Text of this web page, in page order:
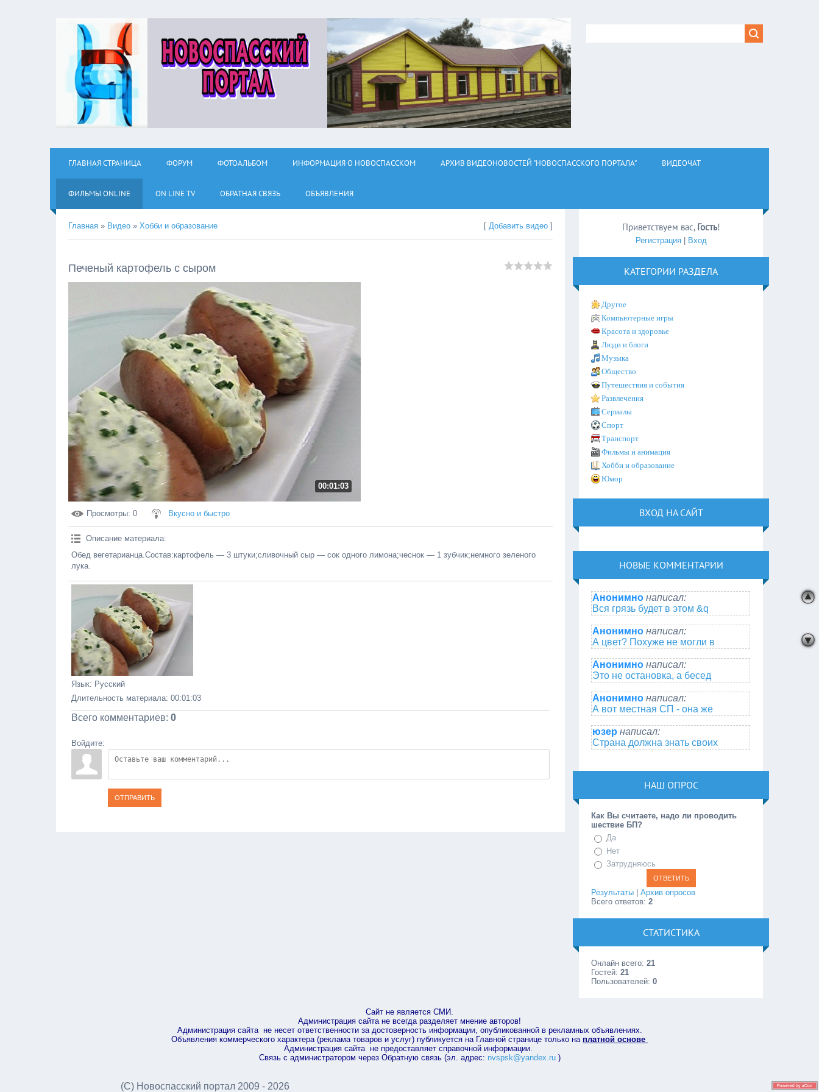
ГЛАВНАЯ СТРАНИЦА ФОРУМ ФОТОАЛЬБОМ ИНФОРМАЦИЯ О НОВОСПАССКОМ АРХИВ ВИДЕОНОВОСТЕЙ "НОВОСПАССКОГО ПОРТАЛА" ВИДЕОЧАТ
ФИЛЬМЫ ОNLINE ON LINE TV ОБРАТНАЯ СВЯЗЬ ОБЪЯВЛЕНИЯ
Главная » Видео » Хобби и образование [Добавить видео ]
Печеный картофель с сыром
00:01:03
Просмотры: 0 Вкусно и быстро
Описание материала:
Обед вегетарианца.Состав:картофель — 3 штуки;сливочный сыр — сок одного лимона;чеснок — 1 зубчик;немного зеленого
лука.
Язык: Русский
Длительность материала: 00:01:03
Всего комментариев: 0
Войдите:
ОТПРАВИТЬ
Приветствуем вас, Гость!
Регистрация| Вход
КАТЕГОРИИ РАЗДЕЛА
Другое
Компьютерные игры
Красота и здоровье
Люди и блоги
Музыка
Общество
Путешествия и события
Развлечения
Сериалы
Спорт
Транспорт
Фильмы и анимация
Хобби и образование
Юмор
ВХОД НА САЙТ
НОВЫЕ КОММЕНТАРИИ
Анонимно написал:
Вся грязь будет в этом &q
Анонимно написал:
А цвет? Похуже не могли в
Анонимно написал:
Это не остановка, а бесед
Анонимно написал:
А вот местная СП - она же
юзер написал:
Страна должна знать своих
НАШ ОПРОС
Как Вы считаете, надо ли проводить
шествие БП?
Да
Нет
Затрудняюсь
Результаты |Архив опросов
Всего ответов:2
СТАТИСТИКА
Онлайн всего:21
Гостей:21
Пользователей:0
Сайт не является СМИ.
Администрация сайта не всегда разделяет мнение авторов!
Администрация сайта не несет ответственности за достоверность информации, опубликованной в рекламных объявлениях.
Объявления коммерческого характера (реклама товаров и услуг) публикуется на Главной странице только на платной основе
Администрация сайта не предоставляет справочной информации.
Связь с администратором через Обратную связь (эл. адрес: nvspsk@yandex.ru)
(С) Новоспасский портал 2009 - 2026